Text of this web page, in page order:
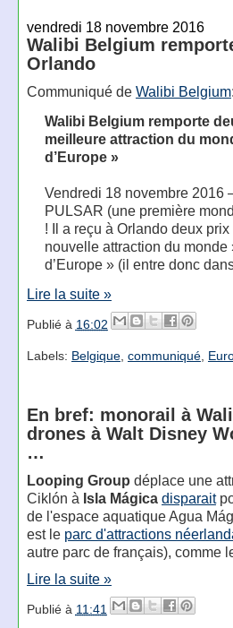
vendredi 18 novembre 2016
Walibi Belgium
Orlando
Communiqué de Walibi Belgium:
Walibi Belgium remporte
meilleure attraction du
d’Europe »
Vendredi 18 novembre 2016
PULSAR (une première
! Il a reçu à Orlando deux
nouvelle attraction du
d’Europe » (il entre donc
Lire la suite »
Publié à 16:02
Labels: Belgique, communiqué,
En bref: monorail à
drones à Walt Disney
…
Looping Group déplace une
Ciklón à Isla Mágica disparait
de l'espace aquatique Agua
est le parc d'attractions
autre parc de français), comme
Lire la suite »
Publié à 11:41